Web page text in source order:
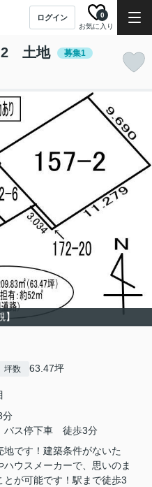
ログイン
お気に入り
0
2 土地 募集1
】
坪数 63.47坪
分
バス停下車 徒歩3分
です！建築条件がないた
ウスメーカーで、思いのま
とが可能です！駅まで徒歩3